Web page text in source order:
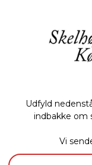
Udfyld
indbakke om
Vi